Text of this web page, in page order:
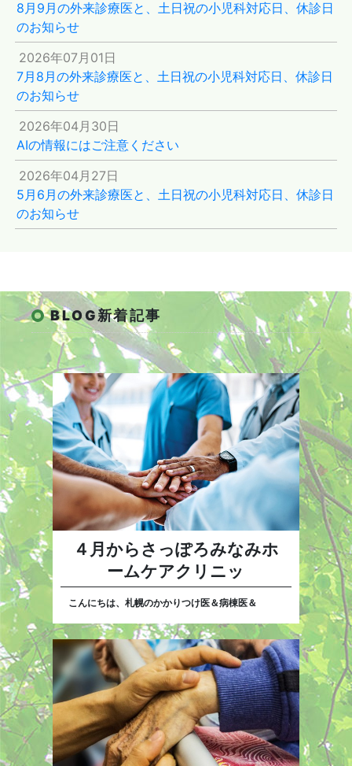
8月9月の外来診療医と、土日祝の小児科対応日、休診日
のお知らせ
2026年07月01日
7月8月の外来診療医と、土日祝の小児科対応日、休診日
のお知らせ
2026年04月30日
AIの情報にはご注意ください
2026年04月27日
5月6月の外来診療医と、土日祝の小児科対応日、休診日
のお知らせ
BLOG新着記事
４月からさっぽろみなみホ
ームケアクリニッ
こんにちは、札幌のかかりつけ医＆病棟医＆